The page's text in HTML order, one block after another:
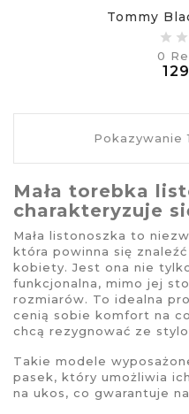
Tommy
0
Pokazywanie
Mała torebka
charakteryzuje
Mała listonoszka to
która powinna się
kobiety. Jest ona nie
funkcjonalna, mimo jej
rozmiarów. To idealna
cenią sobie komfort na
chcą rezygnować ze
Takie modele
pasek, który umożliwia
na ukos, co gwarantuje